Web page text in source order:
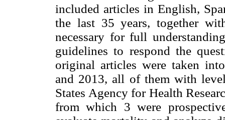
included articles in English,
the last 35 years, together
necessary for full
guidelines to respond the
original articles were taken
and 2013, all of them with
States Agency for Health
from which 3 were